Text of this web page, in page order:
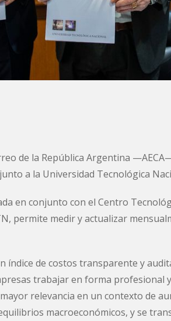
de la República Argentina
a la Universidad Tecnológica
en conjunto con el Centro
permite medir y actualizar
índice de costos transparente y
trabajar en forma profesional
relevancia en un contexto de
macroeconómicos, y se